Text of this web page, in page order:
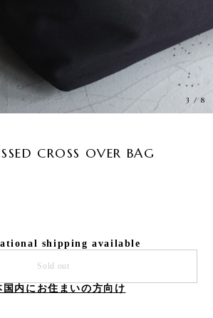
3 /8
CROSS OVER BAG
shipping available
Sold out
国内にお住まいの方向け